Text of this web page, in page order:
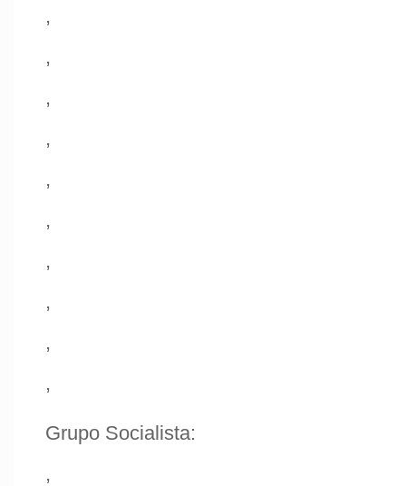
,
,
,
,
,
,
,
,
,
,
Grupo Socialista:
,